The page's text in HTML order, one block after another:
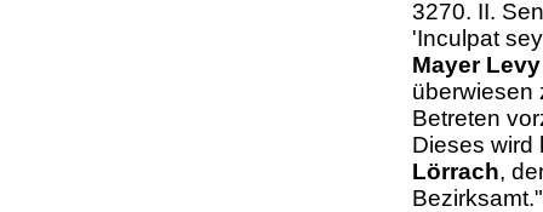
3270. II.
'Inculpat
Mayer
überwiesen
Betreten
Dieses wird
Lörrach,